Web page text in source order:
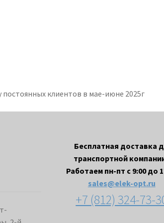
постоянных клиентов в мае-июне 2025г
Бесплатная доставка
транспортной
Работаем пн-пт с 9:00 до
sales@elek-opt.ru
+7 (812) 324-73-